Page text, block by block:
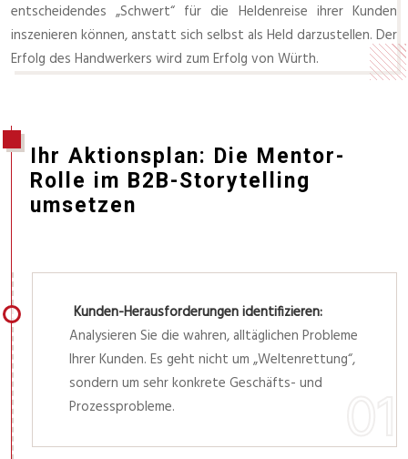
entscheidendes „Schwert“ für die Heldenreise ihrer Kunden
inszenieren können, anstatt sich selbst als Held darzustellen. Der
Erfolg des Handwerkers wird zum Erfolg von Würth.
Ihr Aktionsplan: Die Mentor-
Rolle im B2B-Storytelling
umsetzen
Kunden-Herausforderungen identifizieren:
Analysieren Sie die wahren, alltäglichen Probleme
Ihrer Kunden. Es geht nicht um „Weltenrettung“,
sondern um sehr konkrete Geschäfts- und
Prozessprobleme.